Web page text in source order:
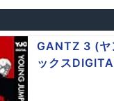
GANTZ 3 (ヤ
ックス